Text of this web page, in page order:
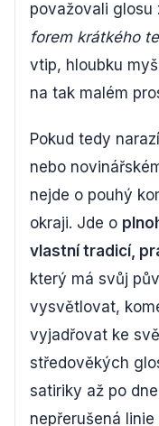
považovali glosu
forem krátkého
vtip, hloubku
na tak malém
Pokud tedy
nebo
nejde o pouhý
okraji. Jde o
vlastní tradicí,
který má svůj
vysvětlovat,
vyjadřovat ke
středověkých
satiriky až po
nepřerušená